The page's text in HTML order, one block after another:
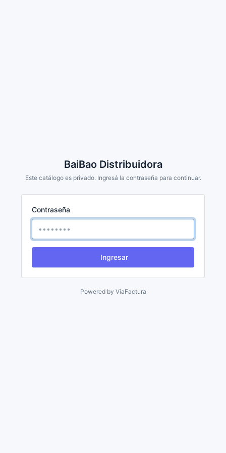
BaiBao Distribuidora
Este catálogo es privado. Ingresá la contraseña para continuar.
Contraseña
Ingresar
Powered by ViaFactura